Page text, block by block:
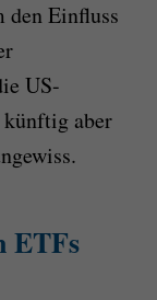
den Einfluss
US-
aber
ETFs